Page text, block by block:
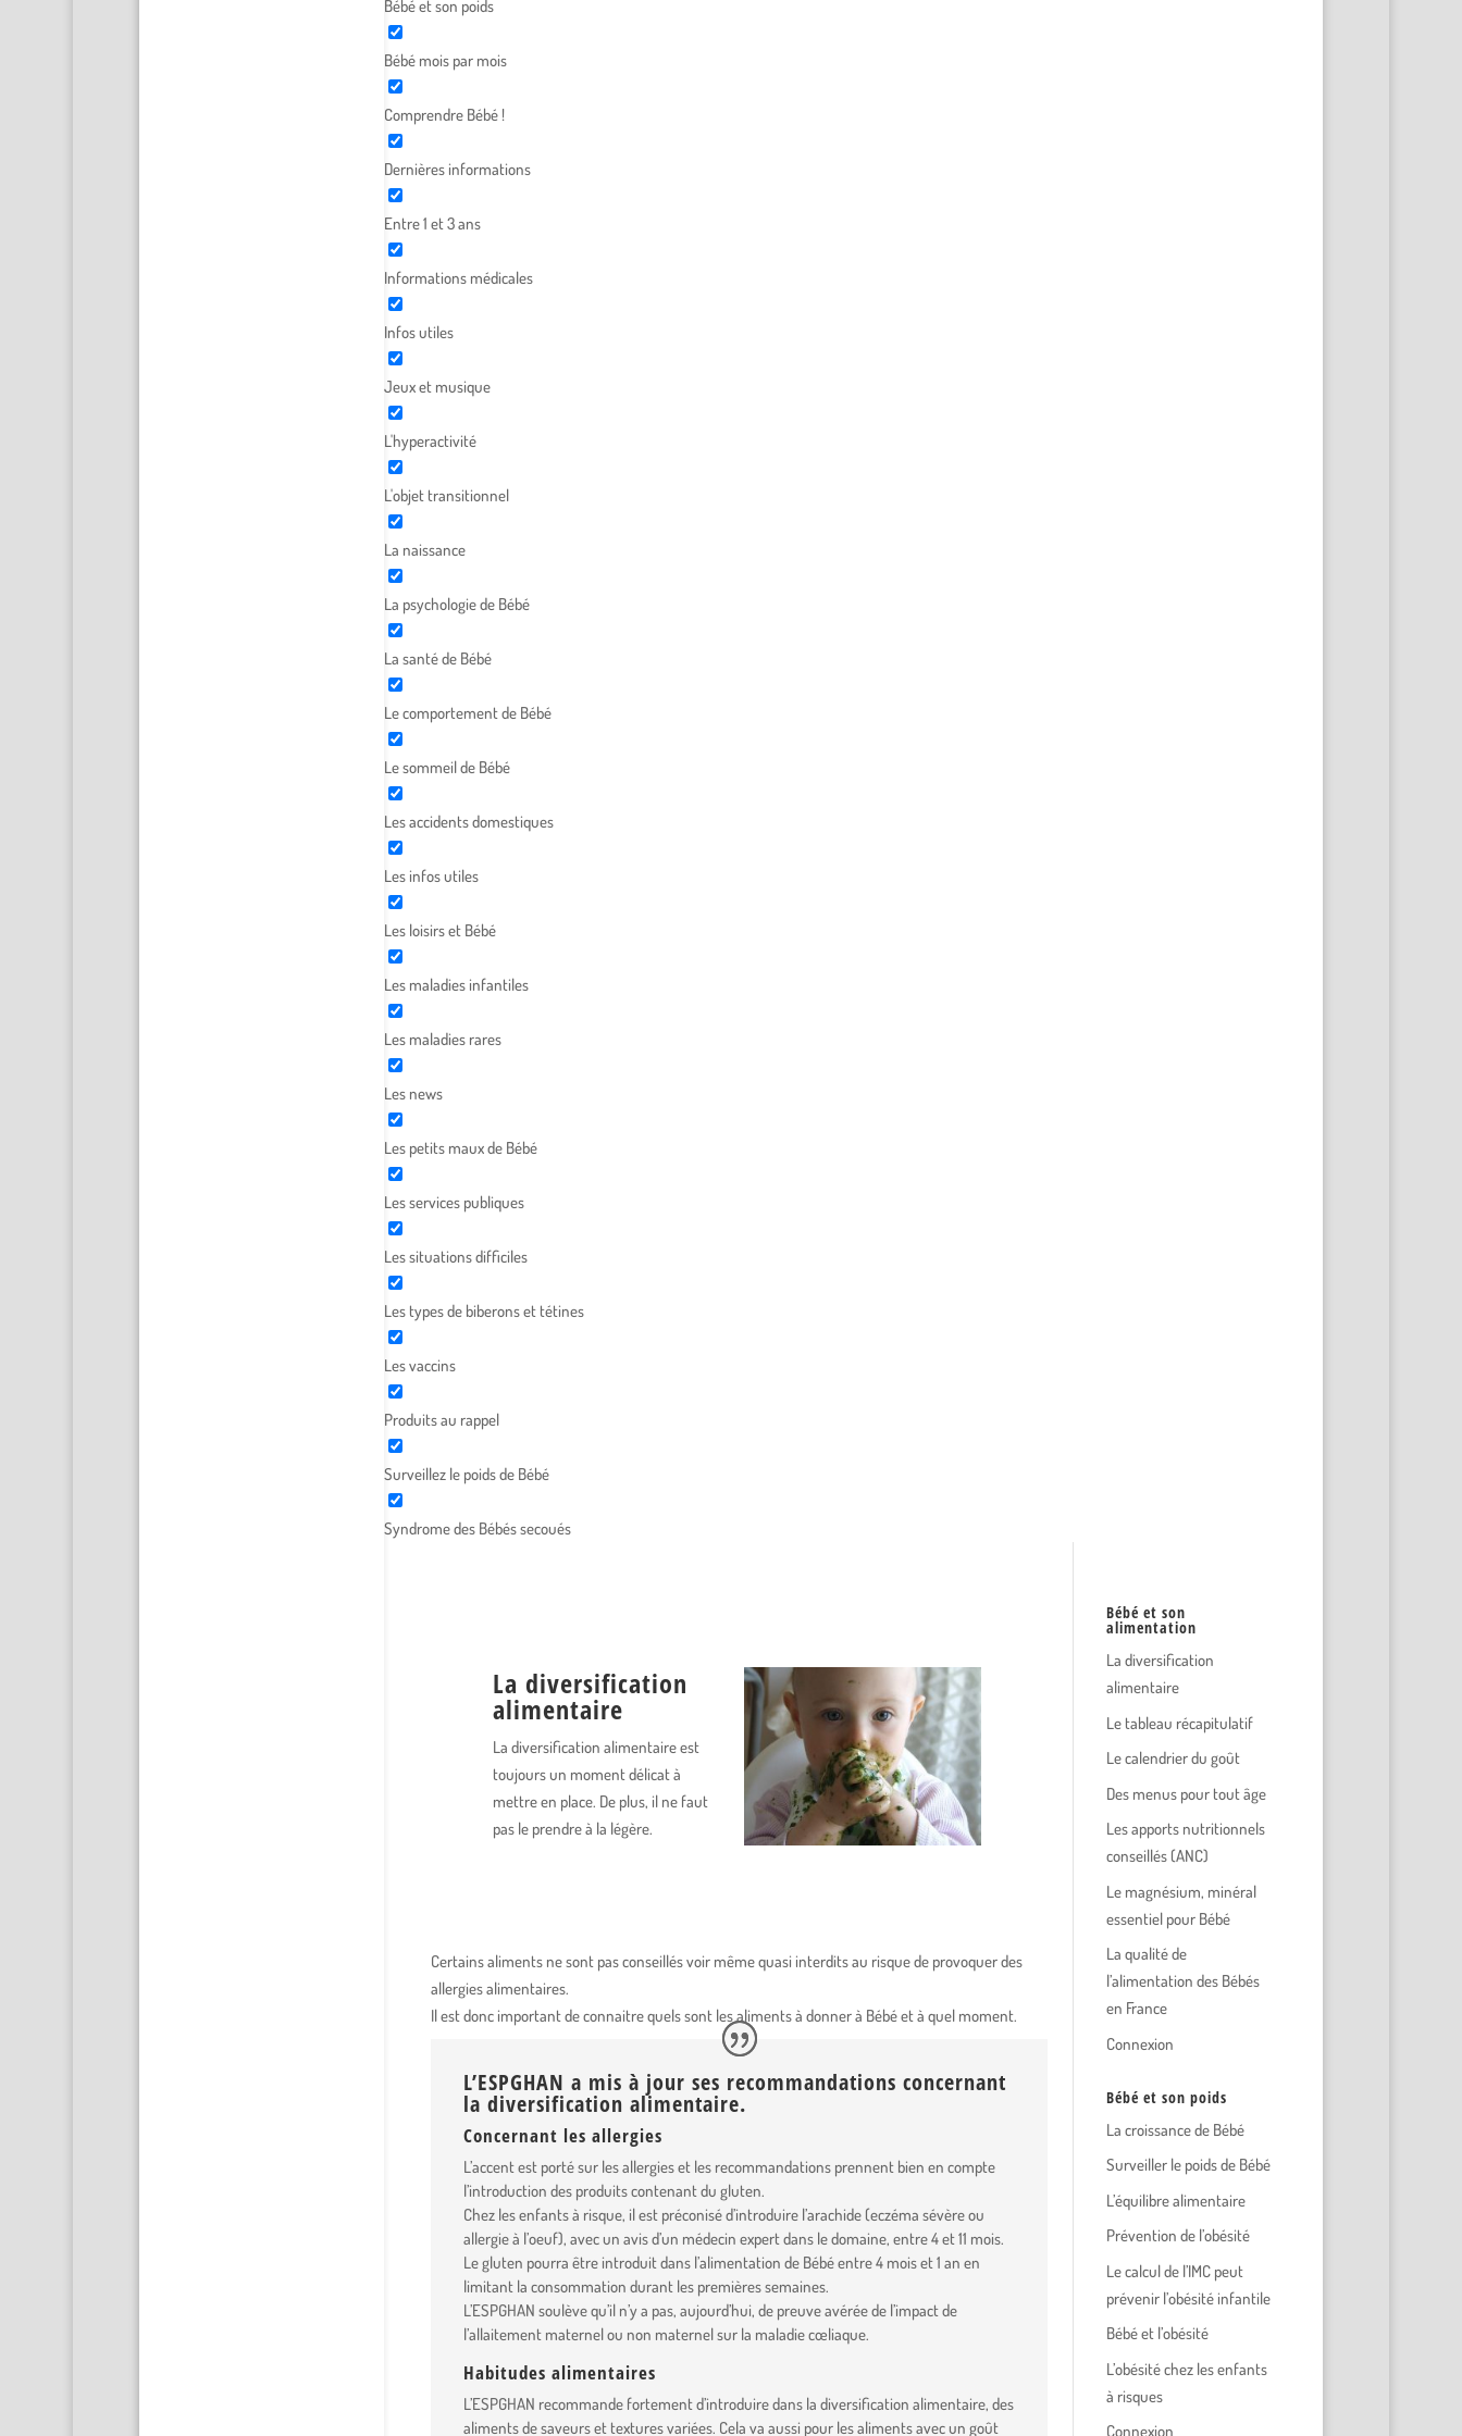
Bébé et son poids
Bébé mois par mois
Comprendre Bébé !
Dernières informations
Entre 1 et 3 ans
Informations médicales
Infos utiles
Jeux et musique
L'hyperactivité
L'objet transitionnel
La naissance
La psychologie de Bébé
La santé de Bébé
Le comportement de Bébé
Le sommeil de Bébé
Les accidents domestiques
Les infos utiles
Les loisirs et Bébé
Les maladies infantiles
Les maladies rares
Les news
Les petits maux de Bébé
Les services publiques
Les situations difficiles
Les types de biberons et tétines
Les vaccins
Produits au rappel
Surveillez le poids de Bébé
Syndrome des Bébés secoués
La diversification
alimentaire
La diversification alimentaire est
toujours un moment délicat à
mettre en place. De plus, il ne faut
pas le prendre à la légère.
Certains aliments ne sont pas conseillés voir même quasi interdits au risque de provoquer des
allergies alimentaires.
Il est donc important de connaitre quels sont les aliments à donner à Bébé et à quel moment.
L’ESPGHAN a mis à jour ses recommandations concernant
la diversification alimentaire.
Concernant les allergies
L’accent est porté sur les allergies et les recommandations prennent bien en compte
l’introduction des produits contenant du gluten.
Chez les enfants à risque, il est préconisé d’introduire l’arachide (eczéma sévère ou
allergie à l’oeuf), avec un avis d’un médecin expert dans le domaine, entre 4 et 11 mois.
Le gluten pourra être introduit dans l’alimentation de Bébé entre 4 mois et 1 an en
limitant la consommation durant les premières semaines.
L’ESPGHAN soulève qu’il n’y a pas, aujourd’hui, de preuve avérée de l’impact de
l’allaitement maternel ou non maternel sur la maladie cœliaque.
Habitudes alimentaires
L’ESPGHAN recommande fortement d’introduire dans la diversification alimentaire, des
aliments de saveurs et textures variées. Cela va aussi pour les aliments avec un goût
Bébé et son
alimentation
La diversification
alimentaire
Le tableau récapitulatif
Le calendrier du goût
Des menus pour tout âge
Les apports nutritionnels
conseillés (ANC)
Le magnésium, minéral
essentiel pour Bébé
La qualité de
l’alimentation des Bébés
en France
Connexion
Bébé et son poids
La croissance de Bébé
Surveiller le poids de Bébé
L’équilibre alimentaire
Prévention de l’obésité
Le calcul de l’IMC peut
prévenir l’obésité infantile
Bébé et l’obésité
L’obésité chez les enfants
à risques
Connexion